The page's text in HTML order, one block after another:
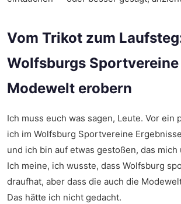
Vom Trikot zum
Wolfsburgs
Modewelt erobern
Ich muss euch was sagen, Leute. Vor ein
ich im Wolfsburg Sportvereine Ergebnisse
und ich bin auf etwas gestoßen, das mich
Ich meine, ich wusste, dass Wolfsburg
draufhat, aber dass die auch die
Das hätte ich nicht gedacht.